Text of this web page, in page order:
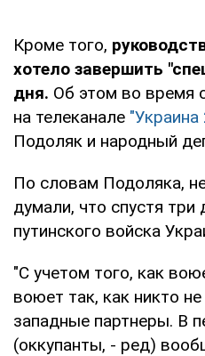
Кроме того,
хотело завершить
дня. Об этом во время
на телеканале "Украина
Подоляк и народный
По словам Подоляка,
думали, что спустя
путинского войска
"С учетом того, как
воюет так, как никто
западные партнеры. В
(оккупанты, - ред)